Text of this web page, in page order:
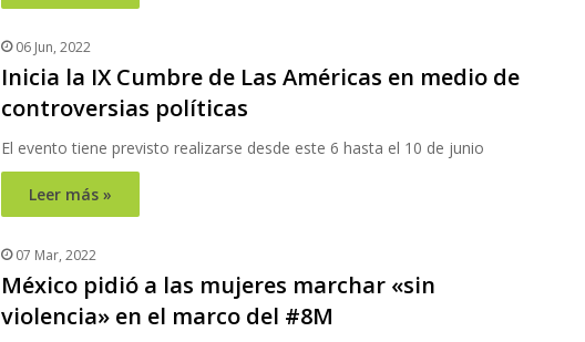
06 Jun, 2022
Inicia la IX Cumbre de Las Américas en medio de
controversias políticas
El evento tiene previsto realizarse desde este 6 hasta el 10 de junio
Leer más »
07 Mar, 2022
México pidió a las mujeres marchar «sin
violencia» en el marco del #8M